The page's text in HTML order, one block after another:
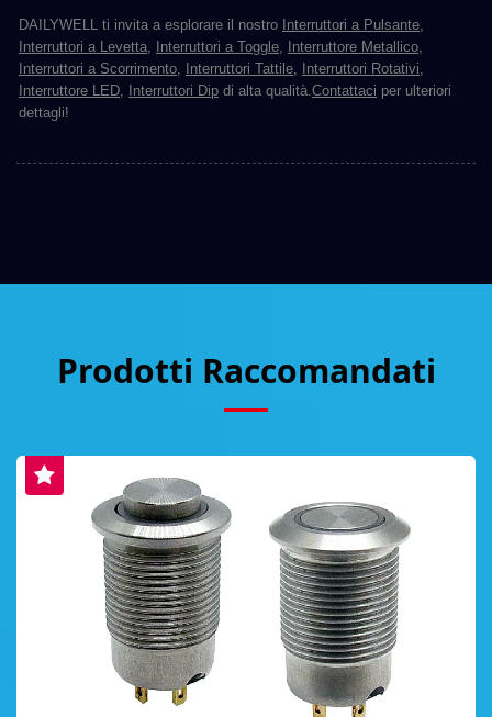
DAILYWELL ti invita a esplorare il nostro Interruttori a Pulsante,
Interruttori a Levetta, Interruttori a Toggle, Interruttore Metallico,
Interruttori a Scorrimento, Interruttori Tattile, Interruttori Rotativi,
Interruttore LED, Interruttori Dip di alta qualità.Contattaci per ulteriori
dettagli!
Prodotti Raccomandati